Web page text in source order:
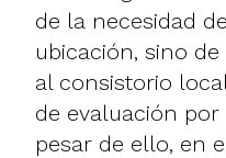
de la necesidad
ubicación, sino
al consistorio
de evaluación
pesar de ello, en